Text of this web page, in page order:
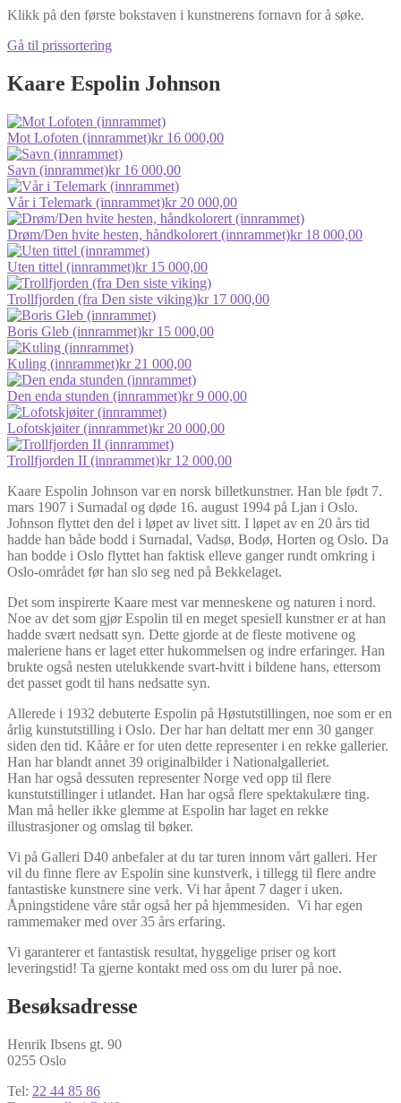
Klikk på den første bokstaven i kunstnerens fornavn for å søke.
Gå til prissortering
Kaare Espolin Johnson
Mot Lofoten (innrammet)kr16 000,00
Savn (innrammet)kr16 000,00
Vår i Telemark (innrammet)kr20 000,00
Drøm/Den hvite hesten, håndkolorert (innrammet)kr18 000,00
Uten tittel (innrammet)kr15 000,00
Trollfjorden (fra Den siste viking)kr17 000,00
Boris Gleb (innrammet)kr15 000,00
Kuling (innrammet)kr21 000,00
Den enda stunden (innrammet)kr9 000,00
Lofotskjøiter (innrammet)kr20 000,00
Trollfjorden II (innrammet)kr12 000,00
Kaare Espolin Johnson var en norsk billetkunstner. Han ble født 7.
mars 1907 i Surnadal og døde 16. august 1994 på Ljan i Oslo.
Johnson flyttet den del i løpet av livet sitt. I løpet av en 20 års tid
hadde han både bodd i Surnadal, Vadsø, Bodø, Horten og Oslo. Da
han bodde i Oslo flyttet han faktisk elleve ganger rundt omkring i
Oslo-området før han slo seg ned på Bekkelaget.
Det som inspirerte Kaare mest var menneskene og naturen i nord.
Noe av det som gjør Espolin til en meget spesiell kunstner er at han
hadde svært nedsatt syn. Dette gjorde at de fleste motivene og
maleriene hans er laget etter hukommelsen og indre erfaringer. Han
brukte også nesten utelukkende svart-hvitt i bildene hans, ettersom
det passet godt til hans nedsatte syn.
Allerede i 1932 debuterte Espolin på Høstutstillingen, noe som er en
årlig kunstutstilling i Oslo. Der har han deltatt mer enn 30 ganger
siden den tid. Kååre er for uten dette representer i en rekke gallerier.
Han har blandt annet 39 originalbilder i Nationalgalleriet.
Han har også dessuten representer Norge ved opp til flere
kunstutstillinger i utlandet. Han har også flere spektakulære ting.
Man må heller ikke glemme at Espolin har laget en rekke
illustrasjoner og omslag til bøker.
Vi på Galleri D40 anbefaler at du tar turen innom vårt galleri. Her
vil du finne flere av Espolin sine kunstverk, i tillegg til flere andre
fantastiske kunstnere sine verk. Vi har åpent 7 dager i uken.
Åpningstidene våre står også her på hjemmesiden. Vi har egen
rammemaker med over 35 års erfaring.
Vi garanterer et fantastisk resultat, hyggelige priser og kort
leveringstid! Ta gjerne kontakt med oss om du lurer på noe.
Besøksadresse
Henrik Ibsens gt. 90
0255 Oslo
Tel: 22 44 85 86